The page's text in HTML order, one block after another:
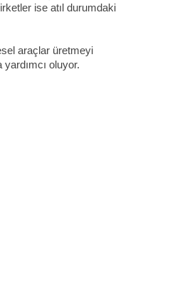
ise atıl durumdaki
araçlar üretmeyi
oluyor.